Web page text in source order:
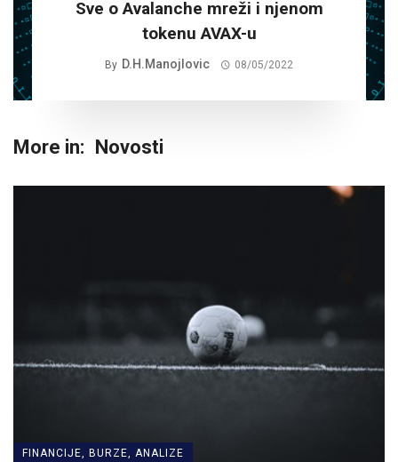
Sve o Avalanche mreži i njenom
tokenu AVAX-u
By D.H.Manojlovic 08/05/2022
More in: Novosti
FINANCIJE, BURZE, ANALIZE